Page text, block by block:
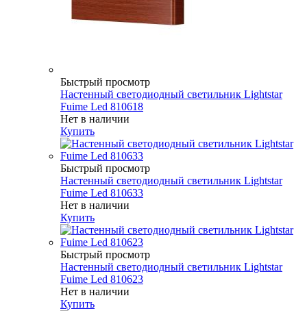
Быстрый просмотр
Настенный светодиодный светильник Lightstar
Fuime Led 810618
Нет в наличии
Купить
Быстрый просмотр
Настенный светодиодный светильник Lightstar
Fuime Led 810633
Нет в наличии
Купить
Быстрый просмотр
Настенный светодиодный светильник Lightstar
Fuime Led 810623
Нет в наличии
Купить